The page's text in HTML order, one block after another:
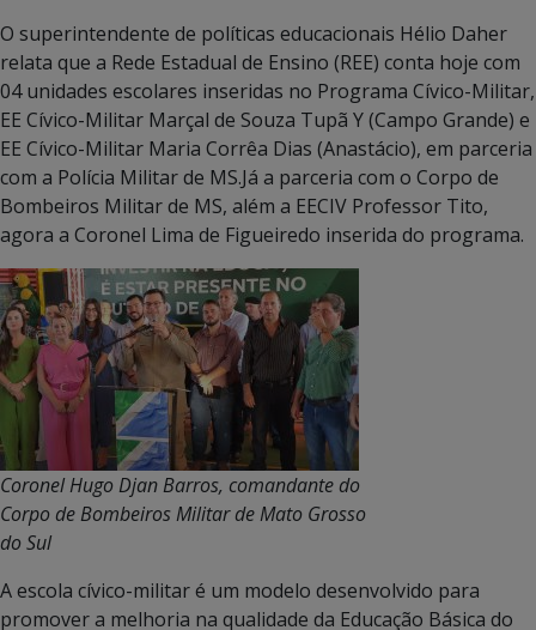
O superintendente de políticas educacionais Hélio Daher
relata que a Rede Estadual de Ensino (REE) conta hoje com
04 unidades escolares inseridas no Programa Cívico-Militar,
EE Cívico-Militar Marçal de Souza Tupã Y (Campo Grande) e
EE Cívico-Militar Maria Corrêa Dias (Anastácio), em parceria
com a Polícia Militar de MS.Já a parceria com o Corpo de
Bombeiros Militar de MS, além a EECIV Professor Tito,
agora a Coronel Lima de Figueiredo inserida do programa.
Coronel Hugo Djan Barros, comandante do
Corpo de Bombeiros Militar de Mato Grosso
do Sul
A escola cívico-militar é um modelo desenvolvido para
promover a melhoria na qualidade da Educação Básica do